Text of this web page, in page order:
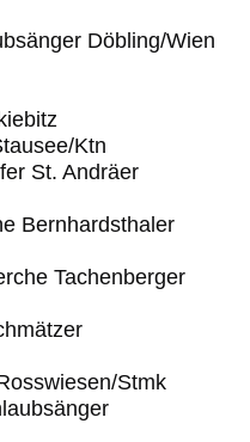
Döbling/Wien
Ktn
St. Andräer
Bernhardsthaler
Tachenberger
Stmk